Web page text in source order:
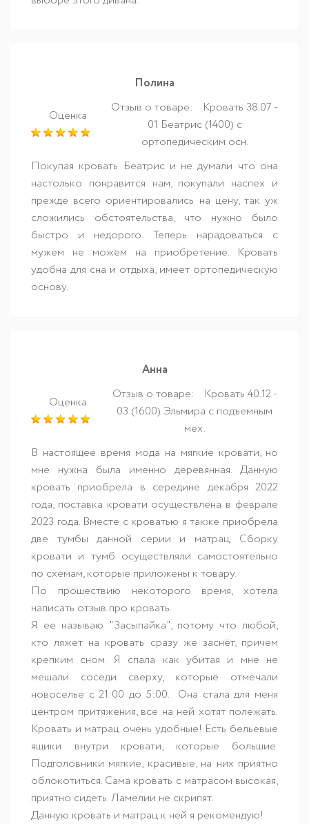
Полина
Оценка
Отзыв о товаре:
Кровать 38.07 -
01 Беатрис (1400) с
ортопедическим осн.
Покупая кровать Беатрис и не думали что она
настолько понравится нам, покупали наспех и
прежде всего ориентировались на цену, так уж
сложились обстоятельства, что нужно было
быстро и недорого. Теперь нарадоваться с
мужем не можем на приобретение. Кровать
удобна для сна и отдыха, имеет ортопедическую
основу.
Анна
Оценка
Отзыв о товаре:
Кровать 40.12 -
03 (1600) Эльмира с подъемным
мех.
В настоящее время мода на мягкие кровати, но
мне нужна была именно деревянная. Данную
кровать приобрела в середине декабря 2022
года, поставка кровати осуществлена в феврале
2023 года. Вместе с кроватью я также приобрела
две тумбы данной серии и матрац. Сборку
кровати и тумб осуществляли самостоятельно
по схемам, которые приложены к товару.
По прошествию некоторого время, хотела
написать отзыв про кровать.
Я ее называю "Засыпайка", потому что любой,
кто ляжет на кровать сразу же заснёт, причем
крепким сном. Я спала как убитая и мне не
мешали соседи сверху, которые отмечали
новоселье с 21:00 до 5:00. Она стала для меня
центром притяжения, все на ней хотят полежать.
Кровать и матрац очень удобные! Есть бельевые
ящики внутри кровати, которые большие.
Подголовники мягкие, красивые, на них приятно
облокотиться. Сама кровать с матрасом высокая,
приятно сидеть. Ламелии не скрипят.
Данную кровать и матрац к ней я рекомендую!